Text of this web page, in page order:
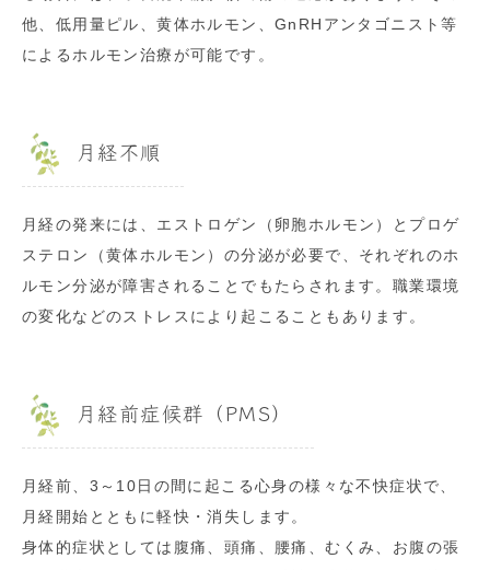
他、低用量ピル、黄体ホルモン、GnRHアンタゴニスト等
によるホルモン治療が可能です。
月経不順
月経の発来には、エストロゲン（卵胞ホルモン）とプロゲ
ステロン（黄体ホルモン）の分泌が必要で、それぞれのホ
ルモン分泌が障害されることでもたらされます。職業環境
の変化などのストレスにより起こることもあります。
月経前症候群（PMS）
月経前、3～10日の間に起こる心身の様々な不快症状で、
月経開始とともに軽快・消失します。
身体的症状としては腹痛、頭痛、腰痛、むくみ、お腹の張